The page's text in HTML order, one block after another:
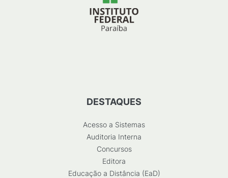
DESTAQUES
Acesso a Sistemas
Auditoria Interna
Concursos
Editora
Educação a Distância (EaD)